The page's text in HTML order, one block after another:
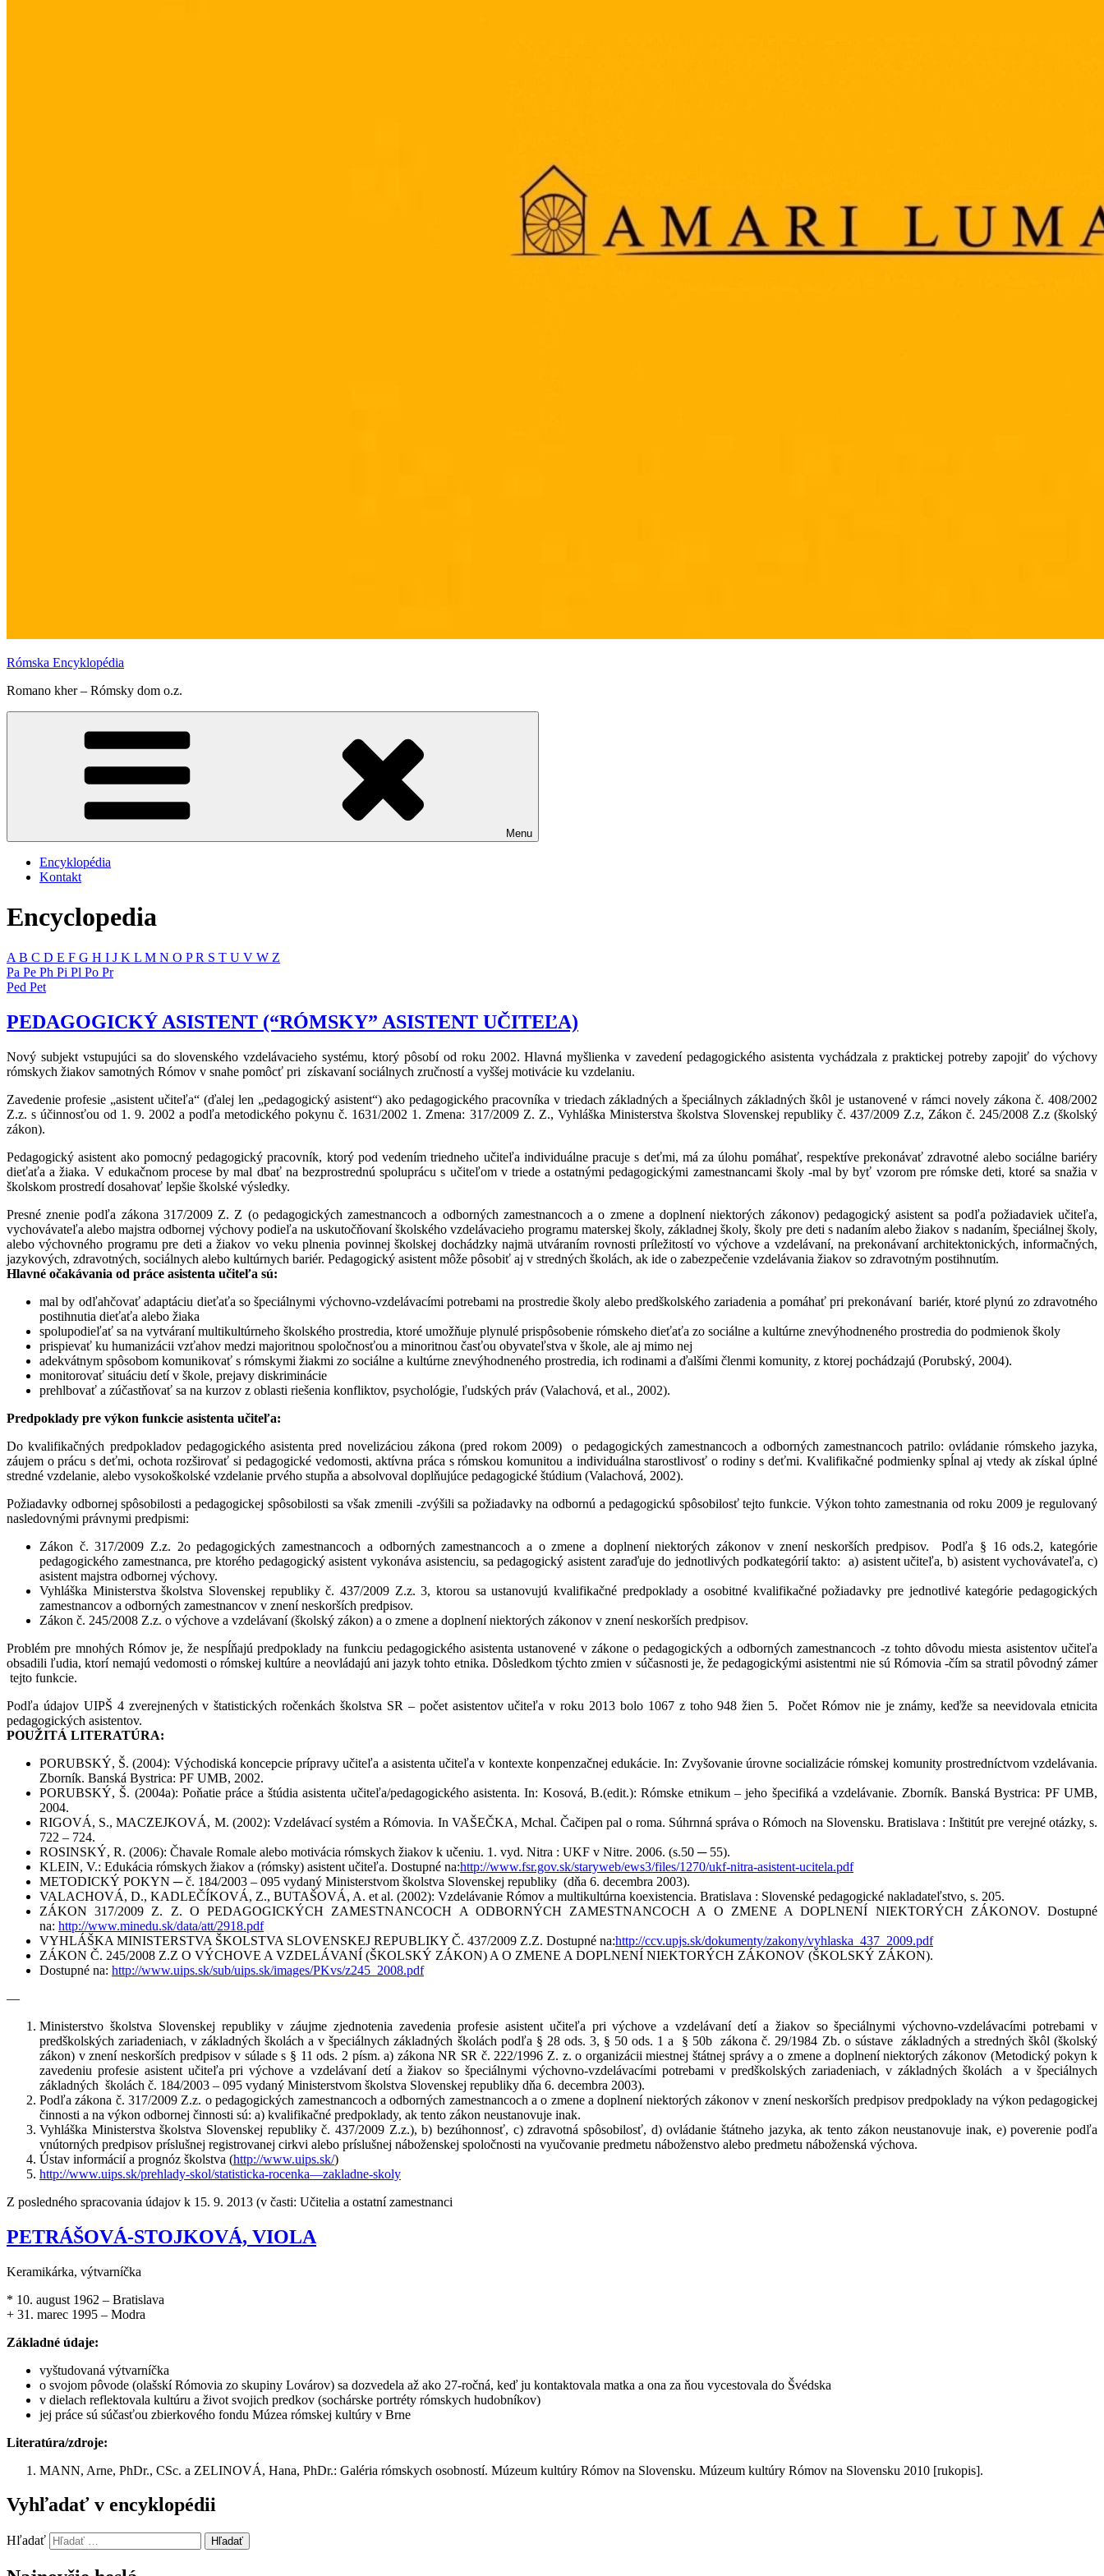
Rómska Encyklopédia
Romano kher – Rómsky dom o.z.
Menu
Encyklopédia
Kontakt
Encyclopedia
A B C D E F G H I J K L M N O PR S T U V W Z
Pa Pe Ph Pi Pl Po Pr
Ped Pet
PEDAGOGICKÝ ASISTENT (“RÓMSKY” ASISTENT UČITEĽA)
Nový subjekt vstupujúci sa do slovenského vzdelávacieho systému, ktorý pôsobí od roku 2002. Hlavná myšlienka v zavedení pedagogického asistenta vychádzala z praktickej potreby zapojiť do výchovy
rómskych žiakov samotných Rómov v snahe pomôcť pri získavaní sociálnych zručností a vyššej motivácie ku vzdelaniu.
Zavedenie profesie „asistent učiteľa“ (ďalej len „pedagogický asistent“) ako pedagogického pracovníka v triedach základných a špeciálnych základných škôl je ustanovené v rámci novely zákona č. 408/2002
Z.z. s účinnosťou od 1. 9. 2002 a podľa metodického pokynu č. 1631/2002 1. Zmena: 317/2009 Z. Z., Vyhláška Ministerstva školstva Slovenskej republiky č. 437/2009 Z.z, Zákon č. 245/2008 Z.z (školský
zákon).
Pedagogický asistent ako pomocný pedagogický pracovník, ktorý pod vedením triedneho učiteľa individuálne pracuje s deťmi, má za úlohu pomáhať, respektíve prekonávať zdravotné alebo sociálne bariéry
dieťaťa a žiaka. V edukačnom procese by mal dbať na bezprostrednú spoluprácu s učiteľom v triede a ostatnými pedagogickými zamestnancami školy -mal by byť vzorom pre rómske deti, ktoré sa snažia v
školskom prostredí dosahovať lepšie školské výsledky.
Presné znenie podľa zákona 317/2009 Z. Z (o pedagogických zamestnancoch a odborných zamestnancoch a o zmene a doplnení niektorých zákonov) pedagogický asistent sa podľa požiadaviek učiteľa,
vychovávateľa alebo majstra odbornej výchovy podieľa na uskutočňovaní školského vzdelávacieho programu materskej školy, základnej školy, školy pre deti s nadaním alebo žiakov s nadaním, špeciálnej školy,
alebo výchovného programu pre deti a žiakov vo veku plnenia povinnej školskej dochádzky najmä utváraním rovnosti príležitostí vo výchove a vzdelávaní, na prekonávaní architektonických, informačných,
jazykových, zdravotných, sociálnych alebo kultúrnych bariér. Pedagogický asistent môže pôsobiť aj v stredných školách, ak ide o zabezpečenie vzdelávania žiakov so zdravotným postihnutím.
Hlavné očakávania od práce asistenta učiteľa sú:
mal by odľahčovať adaptáciu dieťaťa so špeciálnymi výchovno-vzdelávacími potrebami na prostredie školy alebo predškolského zariadenia a pomáhať pri prekonávaní bariér, ktoré plynú zo zdravotného
postihnutia dieťaťa alebo žiaka
spolupodieľať sa na vytváraní multikultúrneho školského prostredia, ktoré umožňuje plynulé prispôsobenie rómskeho dieťaťa zo sociálne a kultúrne znevýhodneného prostredia do podmienok školy
prispievať ku humanizácii vzťahov medzi majoritnou spoločnosťou a minoritnou časťou obyvateľstva v škole, ale aj mimo nej
adekvátnym spôsobom komunikovať s rómskymi žiakmi zo sociálne a kultúrne znevýhodneného prostredia, ich rodinami a ďalšími členmi komunity, z ktorej pochádzajú (Porubský, 2004).
monitorovať situáciu detí v škole, prejavy diskriminácie
prehlbovať a zúčastňovať sa na kurzov z oblasti riešenia konfliktov, psychológie, ľudských práv (Valachová, et al., 2002).
Predpoklady pre výkon funkcie asistenta učiteľa:
Do kvalifikačných predpokladov pedagogického asistenta pred novelizáciou zákona (pred rokom 2009) o pedagogických zamestnancoch a odborných zamestnancoch patrilo: ovládanie rómskeho jazyka,
záujem o prácu s deťmi, ochota rozširovať si pedagogické vedomosti, aktívna práca s rómskou komunitou a individuálna starostlivosť o rodiny s deťmi. Kvalifikačné podmienky spĺnal aj vtedy ak získal úplné
stredné vzdelanie, alebo vysokoškolské vzdelanie prvého stupňa a absolvoval doplňujúce pedagogické štúdium (Valachová, 2002).
Požiadavky odbornej spôsobilosti a pedagogickej spôsobilosti sa však zmenili -zvýšili sa požiadavky na odbornú a pedagogickú spôsobilosť tejto funkcie. Výkon tohto zamestnania od roku 2009 je regulovaný
nasledovnými právnymi predpismi:
Zákon č. 317/2009 Z.z. 2o pedagogických zamestnancoch a odborných zamestnancoch a o zmene a doplnení niektorých zákonov v znení neskorších predpisov. Podľa § 16 ods.2, kategórie
pedagogického zamestnanca, pre ktorého pedagogický asistent vykonáva asistenciu, sa pedagogický asistent zaraďuje do jednotlivých podkategórií takto: a) asistent učiteľa, b) asistent vychovávateľa, c)
asistent majstra odbornej výchovy.
Vyhláška Ministerstva školstva Slovenskej republiky č. 437/2009 Z.z. 3, ktorou sa ustanovujú kvalifikačné predpoklady a osobitné kvalifikačné požiadavky pre jednotlivé kategórie pedagogických
zamestnancov a odborných zamestnancov v znení neskorších predpisov.
Zákon č. 245/2008 Z.z. o výchove a vzdelávaní (školský zákon) a o zmene a doplnení niektorých zákonov v znení neskorších predpisov.
Problém pre mnohých Rómov je, že nespĺňajú predpoklady na funkciu pedagogického asistenta ustanovené v zákone o pedagogických a odborných zamestnancoch -z tohto dôvodu miesta asistentov učiteľa
obsadili ľudia, ktorí nemajú vedomosti o rómskej kultúre a neovládajú ani jazyk tohto etnika. Dôsledkom týchto zmien v súčasnosti je, že pedagogickými asistentmi nie sú Rómovia -čím sa stratil pôvodný zámer
tejto funkcie.
Podľa údajov UIPŠ 4 zverejnených v štatistických ročenkách školstva SR – počet asistentov učiteľa v roku 2013 bolo 1067 z toho 948 žien 5. Počet Rómov nie je známy, keďže sa neevidovala etnicita
pedagogických asistentov.
POUŽITÁ LITERATÚRA:
PORUBSKÝ, Š. (2004): Východiská koncepcie prípravy učiteľa a asistenta učiteľa v kontexte konpenzačnej edukácie. In: Zvyšovanie úrovne socializácie rómskej komunity prostredníctvom vzdelávania.
Zborník. Banská Bystrica: PF UMB, 2002.
PORUBSKÝ, Š. (2004a): Poňatie práce a štúdia asistenta učiteľa/pedagogického asistenta. In: Kosová, B.(edit.): Rómske etnikum – jeho špecifiká a vzdelávanie. Zborník. Banská Bystrica: PF UMB,
2004.
RIGOVÁ, S., MACZEJKOVÁ, M. (2002): Vzdelávací systém a Rómovia. In VAŠEČKA, Mchal. Čačipen pal o roma. Súhrnná správa o Rómoch na Slovensku. Bratislava : Inštitút pre verejné otázky, s.
722 – 724.
ROSINSKÝ, R. (2006): Čhavale Romale alebo motivácia rómskych žiakov k učeniu. 1. vyd. Nitra : UKF v Nitre. 2006. (s.50 ─ 55).
KLEIN, V.: Edukácia rómskych žiakov a (rómsky) asistent učiteľa. Dostupné na:http://www.fsr.gov.sk/staryweb/ews3/files/1270/ukf-nitra-asistent-ucitela.pdf
METODICKÝ POKYN ─ č. 184/2003 – 095 vydaný Ministerstvom školstva Slovenskej republiky (dňa 6. decembra 2003).
VALACHOVÁ, D., KADLEČÍKOVÁ, Z., BUTAŠOVÁ, A. et al. (2002): Vzdelávanie Rómov a multikultúrna koexistencia. Bratislava : Slovenské pedagogické nakladateľstvo, s. 205.
ZÁKON 317/2009 Z. Z. O PEDAGOGICKÝCH ZAMESTNANCOCH A ODBORNÝCH ZAMESTNANCOCH A O ZMENE A DOPLNENÍ NIEKTORÝCH ZÁKONOV. Dostupné
na: http://www.minedu.sk/data/att/2918.pdf
VYHLÁŠKA MINISTERSTVA ŠKOLSTVA SLOVENSKEJ REPUBLIKY Č. 437/2009 Z.Z. Dostupné na:http://ccv.upjs.sk/dokumenty/zakony/vyhlaska_437_2009.pdf
ZÁKON Č. 245/2008 Z.Z O VÝCHOVE A VZDELÁVANÍ (ŠKOLSKÝ ZÁKON) A O ZMENE A DOPLNENÍ NIEKTORÝCH ZÁKONOV (ŠKOLSKÝ ZÁKON).
Dostupné na: http://www.uips.sk/sub/uips.sk/images/PKvs/z245_2008.pdf
—
Ministerstvo školstva Slovenskej republiky v záujme zjednotenia zavedenia profesie asistent učiteľa pri výchove a vzdelávaní detí a žiakov so špeciálnymi výchovno-vzdelávacími potrebami v
predškolských zariadeniach, v základných školách a v špeciálnych základných školách podľa § 28 ods. 3, § 50 ods. 1 a § 50b zákona č. 29/1984 Zb. o sústave základných a stredných škôl (školský
zákon) v znení neskorších predpisov v súlade s § 11 ods. 2 písm. a) zákona NR SR č. 222/1996 Z. z. o organizácii miestnej štátnej správy a o zmene a doplnení niektorých zákonov (Metodický pokyn k
zavedeniu profesie asistent učiteľa pri výchove a vzdelávaní detí a žiakov so špeciálnymi výchovno-vzdelávacími potrebami v predškolských zariadeniach, v základných školách a v špeciálnych
základných školách č. 184/2003 – 095 vydaný Ministerstvom školstva Slovenskej republiky dňa 6. decembra 2003).
Podľa zákona č. 317/2009 Z.z. o pedagogických zamestnancoch a odborných zamestnancoch a o zmene a doplnení niektorých zákonov v znení neskorších predpisov predpoklady na výkon pedagogickej
činnosti a na výkon odbornej činnosti sú: a) kvalifikačné predpoklady, ak tento zákon neustanovuje inak.
Vyhláška Ministerstva školstva Slovenskej republiky č. 437/2009 Z.z.), b) bezúhonnosť, c) zdravotná spôsobilosť, d) ovládanie štátneho jazyka, ak tento zákon neustanovuje inak, e) poverenie podľa
vnútorných predpisov príslušnej registrovanej cirkvi alebo príslušnej náboženskej spoločnosti na vyučovanie predmetu náboženstvo alebo predmetu náboženská výchova.
Ústav informácií a prognóz školstva (http://www.uips.sk/)
http://www.uips.sk/prehlady-skol/statisticka-rocenka—zakladne-skoly
Z posledného spracovania údajov k 15. 9. 2013 (v časti: Učitelia a ostatní zamestnanci
PETRÁŠOVÁ-STOJKOVÁ, VIOLA
Keramikárka, výtvarníčka
* 10. august 1962 – Bratislava
+ 31. marec 1995 – Modra
Základné údaje:
vyštudovaná výtvarníčka
o svojom pôvode (olašskí Rómovia zo skupiny Lovárov) sa dozvedela až ako 27-ročná, keď ju kontaktovala matka a ona za ňou vycestovala do Švédska
v dielach reflektovala kultúru a život svojich predkov (sochárske portréty rómskych hudobníkov)
jej práce sú súčasťou zbierkového fondu Múzea rómskej kultúry v Brne
Literatúra/zdroje:
MANN, Arne, PhDr., CSc. a ZELINOVÁ, Hana, PhDr.: Galéria rómskych osobností. Múzeum kultúry Rómov na Slovensku. Múzeum kultúry Rómov na Slovensku 2010 [rukopis].
Vyhľadať v encyklopédii
Hľadať Hľadať